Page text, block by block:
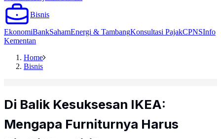
Bisnis
EkonomiBankSahamEnergi & TambangKonsultasi PajakCPNSInfo
Kementan
Home
Bisnis
Di Balik Kesuksesan IKEA:
Mengapa Furniturnya Harus